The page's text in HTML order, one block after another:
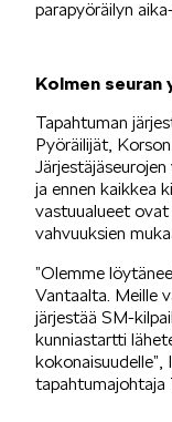
parapyöräilyn
Kolmen seuran
Tapahtuman
Pyöräilijät,
ja ennen kaikkea
vastuualueet
vahvuuksien
”Olemme
Vantaalta. Meille
järjestää SM-
kunniastartti
tapahtumajohtaja